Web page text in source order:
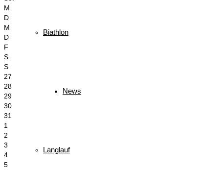
Biathlon
News
Langlauf
M
D
M
D
F
S
S
27
28
29
30
31
1
2
3
4
5